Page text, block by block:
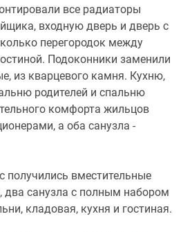
все радиаторы
входную дверь и дверь с
перегородок между
Подоконники заменили
из кварцевого камня. Кухню,
родителей и спальню
комфорта жильцов
а оба санузла -
получились вместительные
два санузла с полным набором
кладовая, кухня и гостиная.